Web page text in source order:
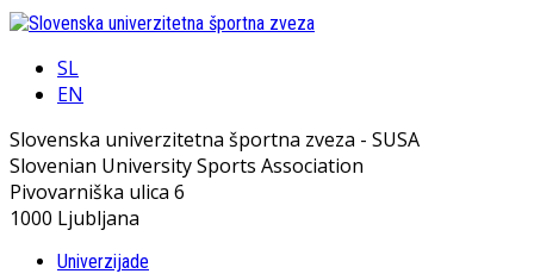
SL
EN
Slovenska univerzitetna športna zveza - SUSA
Slovenian University Sports Association
Pivovarniška ulica 6
1000 Ljubljana
Univerzijade